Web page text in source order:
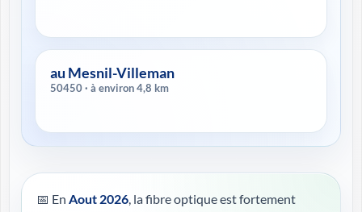
au Mesnil-Villeman
50450 · à environ 4,8 km
📅 En Aout 2026, la fibre optique est fortement